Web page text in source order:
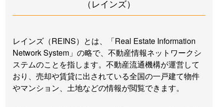
（レインズ）
レインズ（REINS）とは、「Real Estate Information
Network System」の略で、不動産情報ネットワークシ
ステムのことを指します。不動産流通機構が運営して
おり、売却や賃貸に出されている全国の一戸建て物件
やマンション、土地などの情報が閲覧できます。